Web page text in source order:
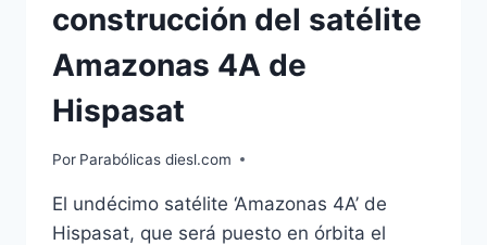
construcción del satélite
Amazonas 4A de
Hispasat
Por Parabólicas diesl.com
El undécimo satélite ‘Amazonas 4A’ de
Hispasat, que será puesto en órbita el